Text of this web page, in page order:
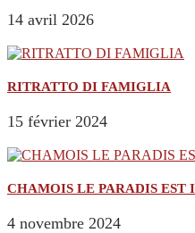
14 avril 2026
RITRATTO DI FAMIGLIA
15 février 2024
CHAMOIS LE PARADIS EST
4 novembre 2024